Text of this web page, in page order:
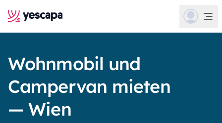
Wohnmobil und
Campervan mieten
— Wien